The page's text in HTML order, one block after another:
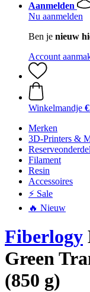
Aanmelden
Nu aanmelden
Ben je nieuw
Account
Winkelmandje
Merken
3D-Printers &
Filament
Resin
Accessoires
⚡ Sale
🔥 Nieuw
Fiberlogy
Green
(850 g)